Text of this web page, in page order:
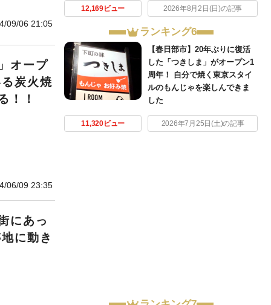
09/06 21:05
オープ
炭火焼
！！
06/09 23:35
にあっ
に動き
12,169ビュー 2026年8月2日(日)の記事
ランキング6
【春日部市】20年ぶりに復活
した「つきしま」がオープン1
周年！ 自分で焼く東京スタイ
ルのもんじゃを楽しんできま
した
11,320ビュー 2026年7月25日(土)の記事